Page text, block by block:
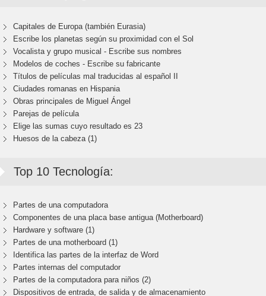
Capitales de Europa (también Eurasia)
Escribe los planetas según su proximidad con el Sol
Vocalista y grupo musical - Escribe sus nombres
Modelos de coches - Escribe su fabricante
Títulos de películas mal traducidas al español II
Ciudades romanas en Hispania
Obras principales de Miguel Ángel
Parejas de película
Elige las sumas cuyo resultado es 23
Huesos de la cabeza (1)
Top 10 Tecnología:
Partes de una computadora
Componentes de una placa base antigua (Motherboard)
Hardware y software (1)
Partes de una motherboard (1)
Identifica las partes de la interfaz de Word
Partes internas del computador
Partes de la computadora para niños (2)
Dispositivos de entrada, de salida y de almacenamiento